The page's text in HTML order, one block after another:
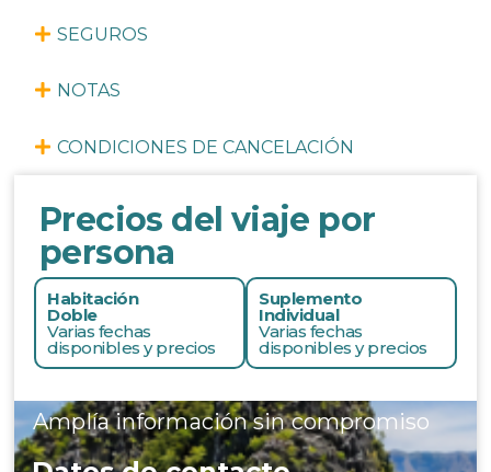
SEGUROS
NOTAS
CONDICIONES DE CANCELACIÓN
Precios del viaje por
persona
Habitación
Doble
Varias fechas
disponibles y precios
Suplemento
Individual
Varias fechas
disponibles y precios
Amplía información sin compromiso